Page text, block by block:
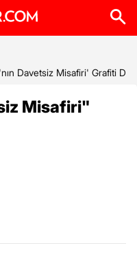
Davetsiz Misafiri' Grafiti
Misafiri"